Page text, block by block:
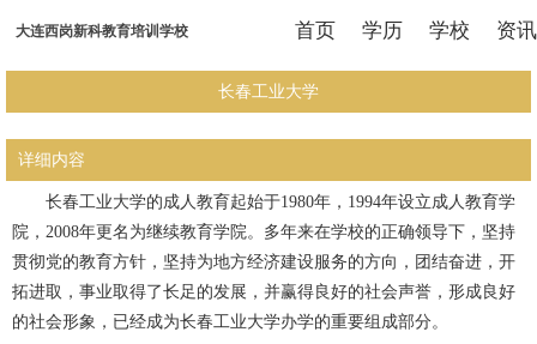
大连西岗新科教育培训学校 首页 学历 学校 资讯
长春工业大学
详细内容
长春工业大学的成人教育起始于1980年，1994年设立成人教育学
院，2008年更名为继续教育学院。多年来在学校的正确领导下，坚持
贯彻党的教育方针，坚持为地方经济建设服务的方向，团结奋进，开
拓进取，事业取得了长足的发展，并赢得良好的社会声誉，形成良好
的社会形象，已经成为长春工业大学办学的重要组成部分。